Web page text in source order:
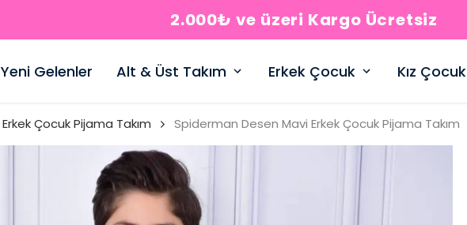
2.000₺ ve üzeri Kargo Ücretsiz
Yeni Gelenler Alt & Üst Takım Erkek Çocuk Kız Çocuk
Erkek Çocuk Pijama Takım Spiderman Desen Mavi Erkek Çocuk Pijama Takım